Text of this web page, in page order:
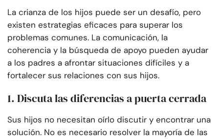
La crianza de los hijos puede ser un desafío, pero
existen estrategias eficaces para superar los
problemas comunes. La comunicación, la
coherencia y la búsqueda de apoyo pueden ayudar
a los padres a afrontar situaciones difíciles y a
fortalecer sus relaciones con sus hijos.
1. Discuta las diferencias a puerta cerrada
Sus hijos no necesitan oírlo discutir y encontrar una
solución. No es necesario resolver la mayoría de las